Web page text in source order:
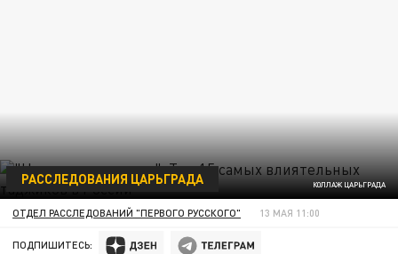
КОЛЛАЖ ЦАРЬГРАДА
РАССЛЕДОВАНИЯ ЦАРЬГРАДА
ОТДЕЛ РАССЛЕДОВАНИЙ "ПЕРВОГО РУССКОГО" 13 МАЯ 11:00
ПОДПИШИТЕСЬ: